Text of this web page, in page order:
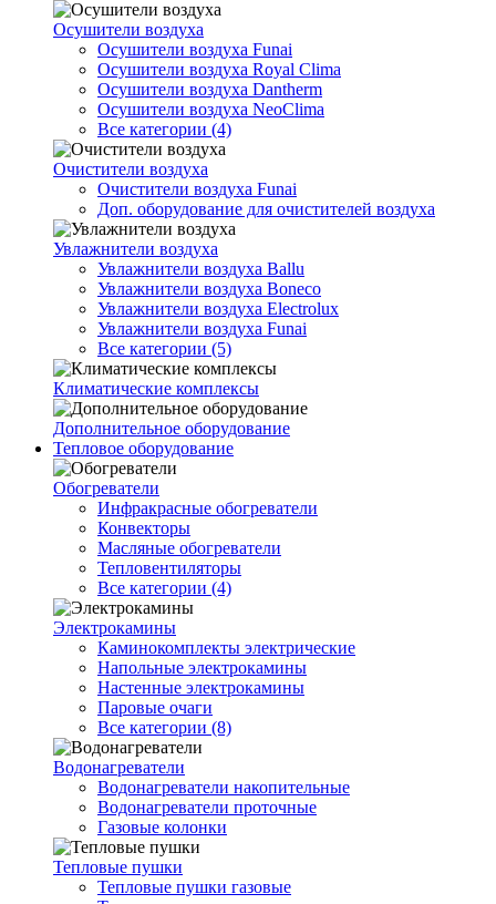
Осушители воздуха
Осушители воздуха Funai
Осушители воздуха Royal Clima
Осушители воздуха Dantherm
Осушители воздуха NeoClima
Все категории (4)
Очистители воздуха
Очистители воздуха Funai
Доп. оборудование для очистителей воздуха
Увлажнители воздуха
Увлажнители воздуха Ballu
Увлажнители воздуха Boneco
Увлажнители воздуха Electrolux
Увлажнители воздуха Funai
Все категории (5)
Климатические комплексы
Дополнительное оборудование
Тепловое оборудование
Обогреватели
Инфракрасные обогреватели
Конвекторы
Масляные обогреватели
Тепловентиляторы
Все категории (4)
Электрокамины
Каминокомплекты электрические
Напольные электрокамины
Настенные электрокамины
Паровые очаги
Все категории (8)
Водонагреватели
Водонагреватели накопительные
Водонагреватели проточные
Газовые колонки
Тепловые пушки
Тепловые пушки газовые